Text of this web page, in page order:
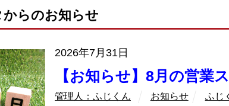
からのお知らせ
2026年7月31日
【お知らせ】8月の営業
管理人：ふじくん お知らせ ふじ